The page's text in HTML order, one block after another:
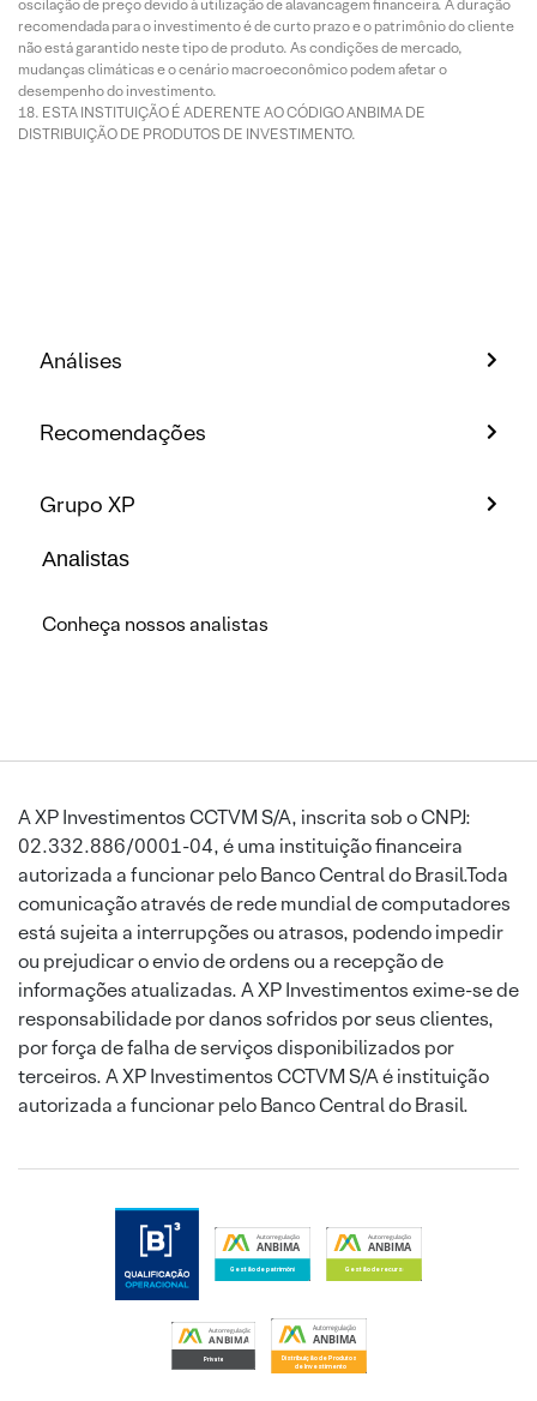
oscilação de preço devido à utilização de alavancagem financeira. A duração
recomendada para o investimento é de curto prazo e o patrimônio do cliente
não está garantido neste tipo de produto. As condições de mercado,
mudanças climáticas e o cenário macroeconômico podem afetar o
desempenho do investimento.
ESTA INSTITUIÇÃO É ADERENTE AO CÓDIGO ANBIMA DE
DISTRIBUIÇÃO DE PRODUTOS DE INVESTIMENTO.
Análises
Recomendações
Grupo XP
Analistas
Conheça nossos analistas
A XP Investimentos CCTVM S/A, inscrita sob o CNPJ:
02.332.886/0001-04, é uma instituição financeira
autorizada a funcionar pelo Banco Central do Brasil.Toda
comunicação através de rede mundial de computadores
está sujeita a interrupções ou atrasos, podendo impedir
ou prejudicar o envio de ordens ou a recepção de
informações atualizadas. A XP Investimentos exime-se de
responsabilidade por danos sofridos por seus clientes,
por força de falha de serviços disponibilizados por
terceiros. A XP Investimentos CCTVM S/A é instituição
autorizada a funcionar pelo Banco Central do Brasil.